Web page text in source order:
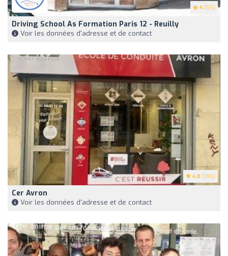
4 (55)
Driving School As Formation Paris 12 - Reuilly
Voir les données d'adresse et de contact
4.8 (186)
Cer Avron
Voir les données d'adresse et de contact